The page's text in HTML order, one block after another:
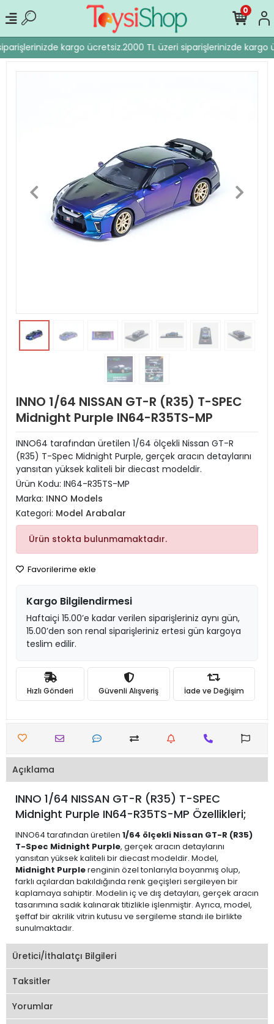
kargo ücretsiz.2000 TL üzeri siparişlerinizde kargo
0
INNO 1/64 NISSAN GT-R (R35) T-SPEC
Midnight Purple IN64-R35TS-MP
INNO64 tarafından üretilen 1/64 ölçekli Nissan GT-R
(R35) T-Spec Midnight Purple, gerçek aracın detaylarını
yansıtan yüksek kaliteli bir diecast modeldir.
Ürün Kodu: IN64-R35TS-MP
Marka: INNO Models
Kategori: Model Arabalar
Ürün stokta bulunmamaktadır.
Favorilerime ekle
Kargo Bilgilendirmesi
Haftaiçi 15.00’e kadar verilen siparişleriniz aynı gün,
15.00’den son renal siparişleriniz ertesi gün kargoya
teslim edilir.
Hızlı Gönderi Güvenli Alışveriş İade ve Değişim
Açıklama
INNO 1/64 NISSAN GT-R (R35) T-SPEC
Midnight Purple IN64-R35TS-MP Özellikleri;
INNO64 tarafından üretilen 1/64 ölçekli Nissan GT-R (R35)
T-Spec Midnight Purple, gerçek aracın detaylarını
yansıtan yüksek kaliteli bir diecast modeldir. Model,
Midnight Purplerenginin özel tonlarıyla boyanmış olup,
farklı açılardan bakıldığında renk geçişleri sergileyen bir
kaplamaya sahiptir. Modelin iç ve dış detayları, gerçek aracın
tasarımına sadık kalınarak titizlikle işlenmiştir. Ayrıca, model,
şeffaf bir akrilik vitrin kutusu ve sergileme standı ile birlikte
sunulmaktadır.
Üretici/İthalatçı Bilgileri
Taksitler
Yorumlar